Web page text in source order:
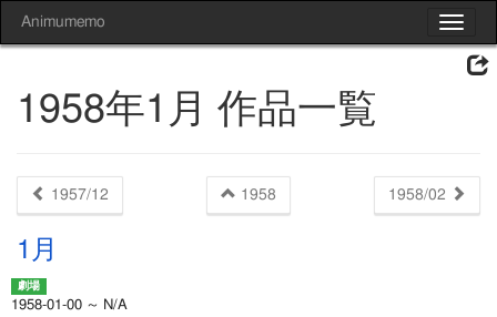
Toggle
Animumemo
1958年1月 作品一覧
1957/12 1958 1958/02
1月
1958-01-00 ～ N/A